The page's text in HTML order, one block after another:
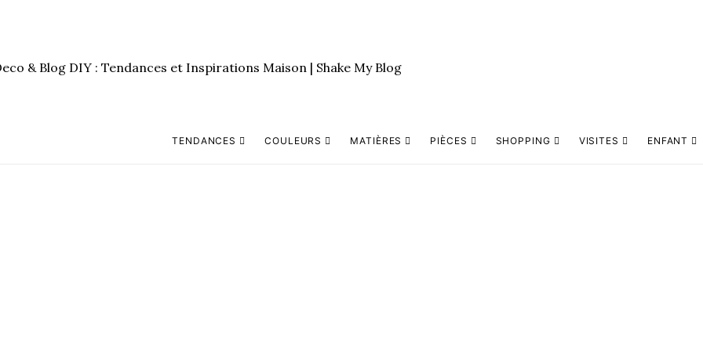
TENDANCES COULEURS MATIÈRES PIÈCES SHOPPING VISITES ENFANT